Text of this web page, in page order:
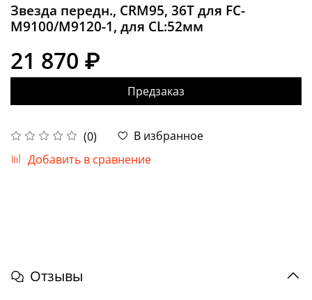
Звезда передн., CRM95, 36T для FC-
M9100/M9120-1, для CL:52мм
(0)
В избранное
Добавить в сравнение
21 870 ₽
Предзаказ
Отзывы